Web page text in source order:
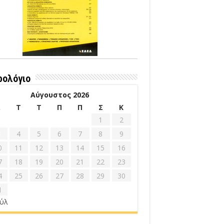
Αύγουστος 2026
Τ Τ Π Π Σ
Κ
1
2
4 5 6 7 8
9
11 12 13 14 15
16
18 19 20 21 22
23
25 26 27 28 29
30